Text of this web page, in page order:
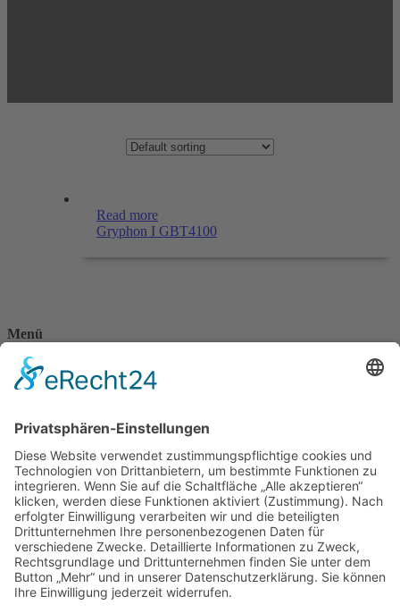
Read more
Gryphon I GBT4100
Menü
Home
Kontakt
Impressum
Anschrift
BSI Vertriebs GmbH
Donaustraße 2A
64572 Büttelborn
Telefon: 00496152187370
Telefax: 004961521873727
E-Mail: info@bsivertrieb.de